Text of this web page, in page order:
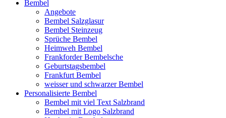
Bembel
Angebote
Bembel Salzglasur
Bembel Steinzeug
Sprüche Bembel
Heimweh Bembel
Frankforder Bembelsche
Geburtstagsbembel
Frankfurt Bembel
weisser und schwarzer Bembel
Personalisierte Bembel
Bembel mit viel Text Salzbrand
Bembel mit Logo Salzbrand